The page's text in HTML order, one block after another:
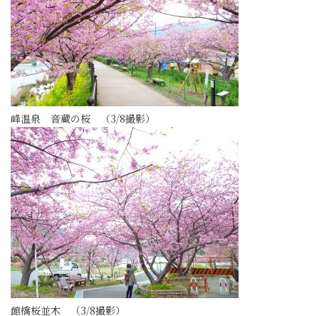
峰温泉 音蔵の桜 （3/8撮影）
館橋桜並木 （3/8撮影）